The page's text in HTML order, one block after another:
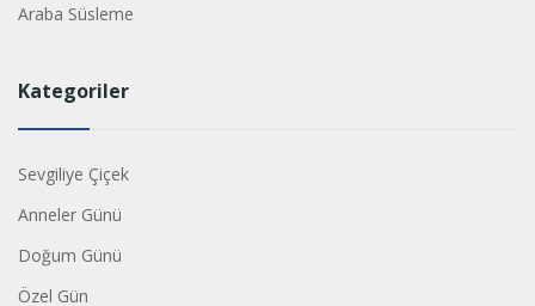
Araba Süsleme
Kategoriler
Sevgiliye Çiçek
Anneler Günü
Doğum Günü
Özel Gün